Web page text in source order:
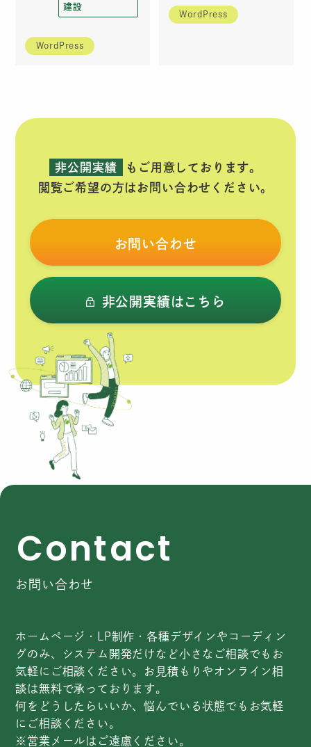
建設
WordPress
WordPress
非公開実績
もご用意しております。
閲覧ご希望の方はお問い合わせください。
お問い合わせ
非公開実績はこちら
Contact
お問い合わせ
ホームページ・LP制作・各種デザインやコーディン
グのみ、システム開発だけなど小さなご相談でもお
気軽にご相談ください。お見積もりやオンライン相
談は無料で承っております。
何をどうしたらいいか、悩んでいる状態でもお気軽
にご相談ください。
※営業メールはご遠慮ください。